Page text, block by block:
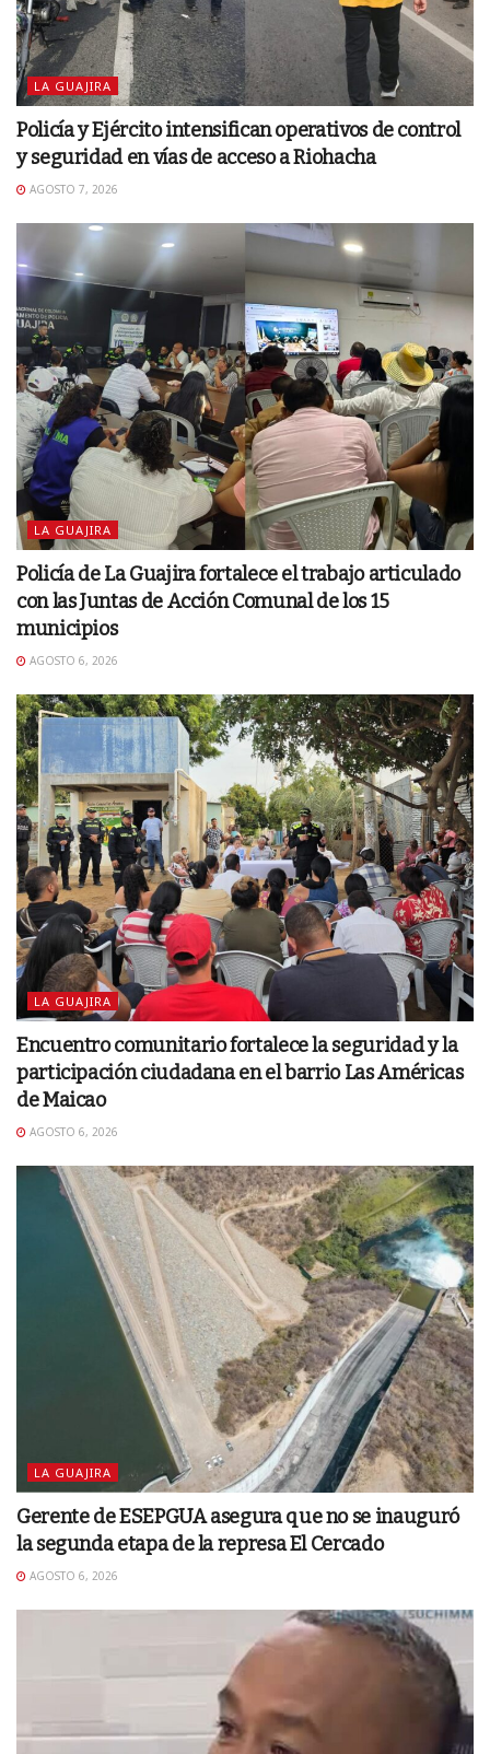
LA GUAJIRA
Policía y Ejército intensifican operativos de control
y seguridad en vías de acceso a Riohacha
AGOSTO 7, 2026
LA GUAJIRA
Policía de La Guajira fortalece el trabajo articulado
con las Juntas de Acción Comunal de los 15
municipios
AGOSTO 6, 2026
LA GUAJIRA
Encuentro comunitario fortalece la seguridad y la
participación ciudadana en el barrio Las Américas
de Maicao
AGOSTO 6, 2026
LA GUAJIRA
Gerente de ESEPGUA asegura que no se inauguró
la segunda etapa de la represa El Cercado
AGOSTO 6, 2026